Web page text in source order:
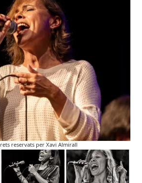
reservats per Xavi Almirall